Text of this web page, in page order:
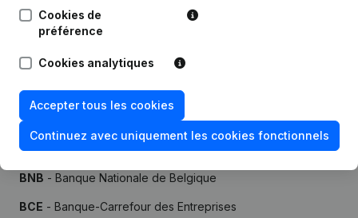
Essayer gratuitement Découvrir plus
Essai gratuit de 7 jours, aucune carte de crédit requise.
Sources
BNB - Banque Nationale de Belgique
BCE - Banque-Carrefour des Entreprises
Cookies de
préférence
Cookies analytiques
Accepter tous les cookies
Continuez avec uniquement les cookies fonctionnels